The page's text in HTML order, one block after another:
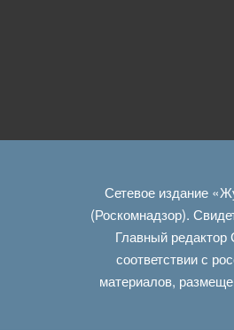
Сетевое издание
(Роскомнадзор).
Главный
соответствии с
материалов,